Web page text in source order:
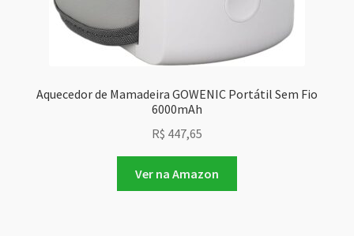
Aquecedor de Mamadeira GOWENIC Portátil Sem Fio
6000mAh
R$ 447,65
Ver na Amazon